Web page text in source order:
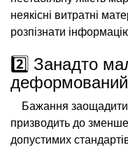
неякісні витратні
розпізнати
2️⃣ Занадто
Бажання заощадити
призводить до
допустимих